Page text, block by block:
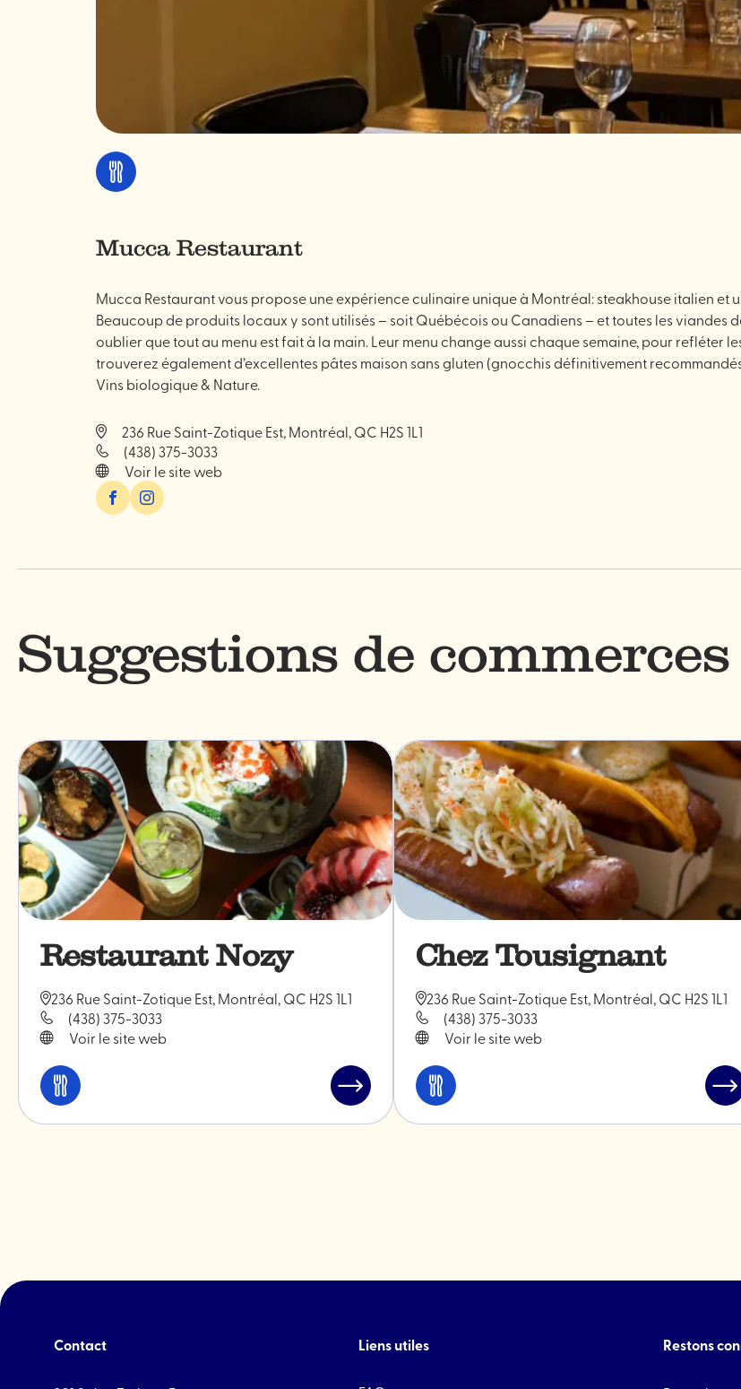
Manger
Mucca Restaurant
Mucca Restaurant vous propose une expérience culinaire unique à Montréal: steakhouse italien et
Beaucoup de produits locaux y sont utilisés – soit Québécois ou Canadiens – et toutes les
oublier que tout au menu est fait à la main. Leur menu change aussi chaque semaine, pour refléter
trouverez également d’excellentes pâtes maison sans gluten (gnocchis définitivement
Vins biologique & Nature.
236 Rue Saint-Zotique Est, Montréal, QC H2S 1L1
(438) 375-3033
Voir le site web
FacebookInstagram
Suggestions de commerces
Restaurant Nozy
236 Rue Saint-Zotique Est, Montréal, QC H2S 1L1
(438) 375-3033
Voir le site web
Manger
Lire
l'article
Chez Tousignant
236 Rue Saint-Zotique Est, Montréal, QC H2S 1L1
(438) 375-3033
Voir le site web
Manger
Contact Liens utiles Restons